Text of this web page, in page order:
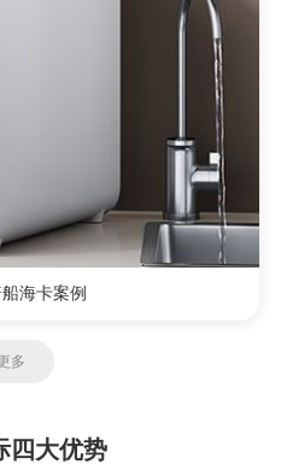
海卡案例
多
四大优势